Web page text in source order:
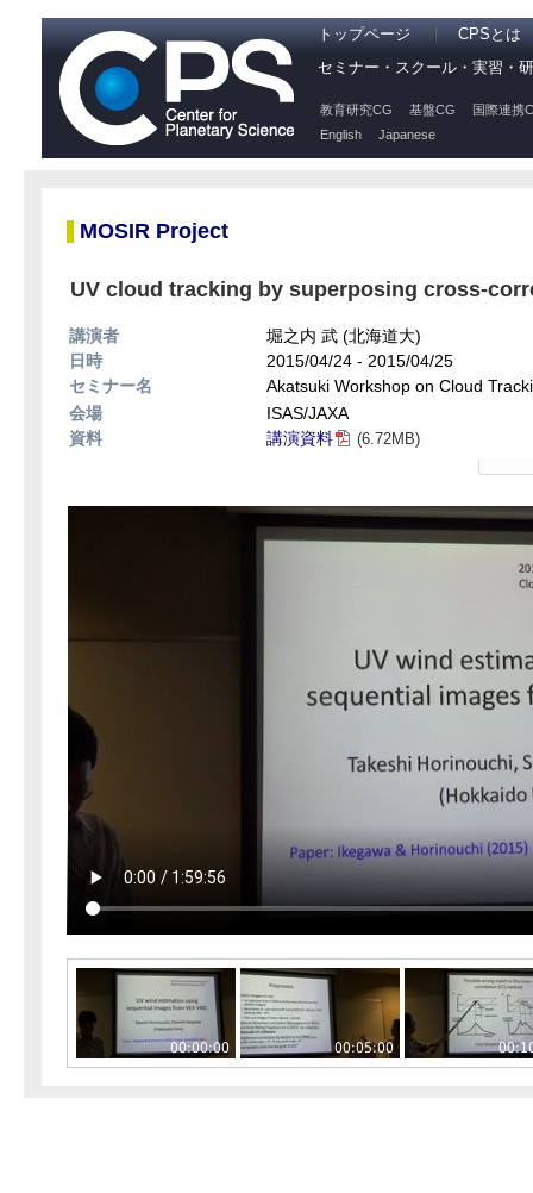
トップページ
CPSとは
セミナー・スクール・実習・
教育研究CG 基盤CG
国際連携
English
Japanese
MOSIR Project
UV cloud tracking by superposing cross-
講演者
堀之内 武 (北海道大)
日時
2015/04/24 - 2015/04/25
セミナー名
Akatsuki Workshop on Cloud
会場
ISAS/JAXA
資料
講演資料 (6.72MB)
00:00:00 00:05:00